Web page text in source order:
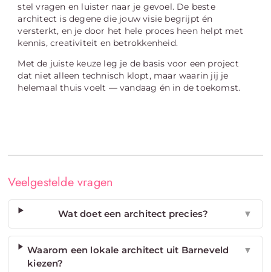
stel vragen en luister naar je gevoel. De beste
architect is degene die jouw visie begrijpt én
versterkt, en je door het hele proces heen helpt met
kennis, creativiteit en betrokkenheid.
Met de juiste keuze leg je de basis voor een project
dat niet alleen technisch klopt, maar waarin jij je
helemaal thuis voelt — vandaag én in de toekomst.
Veelgestelde vragen
Wat doet een architect precies? ▼
Waarom een lokale architect uit Barneveld
kiezen?
▼